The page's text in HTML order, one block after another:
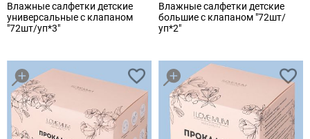
Влажные салфетки детские
универсальные с клапаном
"72шт/уп*3"
Влажные салфетки детские
большие с клапаном "72шт/
уп*2"